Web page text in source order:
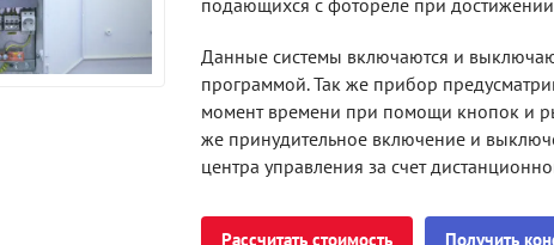
подающихся с фотореле при
Данные системы включаются и
программой. Так же прибор
момент времени при помощи кнопок и
же принудительное включение и
центра управления за счет
Рассчитать стоимость Получить